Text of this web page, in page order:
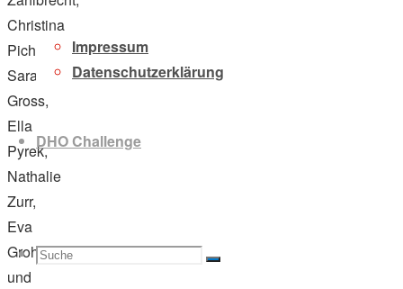
Impressum
Datenschutzerklärung
DHO Challenge
Suche
Suchen
Suche
Christina
Pichler,
Sara
Gross,
Ella
Pyrek,
Nathalie
Zurr,
Eva
Grohmann
und